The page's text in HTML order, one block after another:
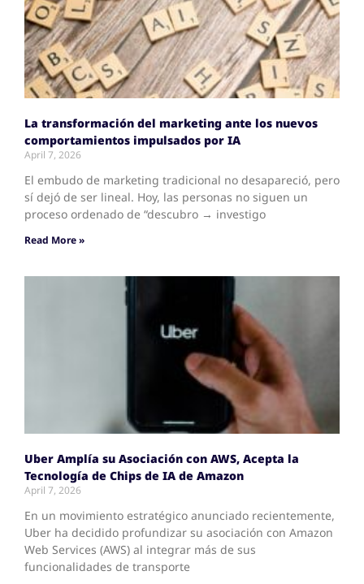
La transformación del marketing ante los nuevos
comportamientos impulsados por IA
April 7, 2026
El embudo de marketing tradicional no desapareció, pero
sí dejó de ser lineal. Hoy, las personas no siguen un
proceso ordenado de “descubro → investigo
Read More »
Uber Amplía su Asociación con AWS, Acepta la
Tecnología de Chips de IA de Amazon
April 7, 2026
En un movimiento estratégico anunciado recientemente,
Uber ha decidido profundizar su asociación con Amazon
Web Services (AWS) al integrar más de sus
funcionalidades de transporte